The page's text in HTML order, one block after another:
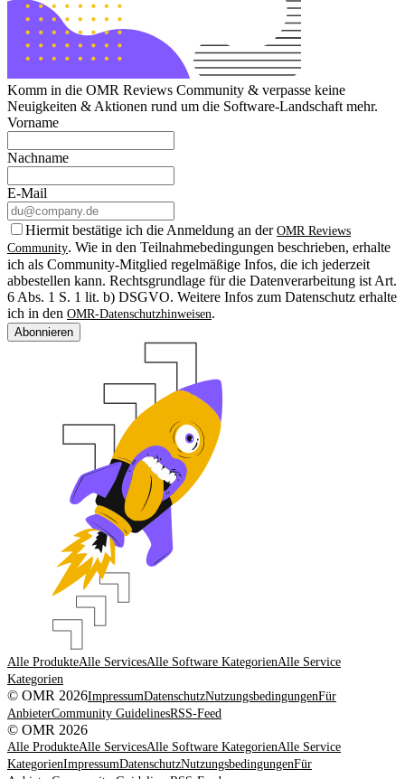
Komm in die OMR Reviews Community & verpasse keine
Neuigkeiten & Aktionen rund um die Software-Landschaft mehr.
Vorname
Nachname
E-Mail
Hiermit bestätige ich die Anmeldung an der OMR Reviews
Community. Wie in den Teilnahmebedingungen beschrieben, erhalte
ich als Community-Mitglied regelmäßige Infos, die ich jederzeit
abbestellen kann. Rechtsgrundlage für die Datenverarbeitung ist Art.
6 Abs. 1 S. 1 lit. b) DSGVO. Weitere Infos zum Datenschutz erhalte
ich in den OMR-Datenschutzhinweisen.
Abonnieren
Alle ProdukteAlle ServicesAlle Software KategorienAlle Service
Kategorien
© OMR 2026ImpressumDatenschutzNutzungsbedingungenFür
AnbieterCommunity GuidelinesRSS-Feed
© OMR 2026
Alle ProdukteAlle ServicesAlle Software KategorienAlle Service
KategorienImpressumDatenschutzNutzungsbedingungenFür